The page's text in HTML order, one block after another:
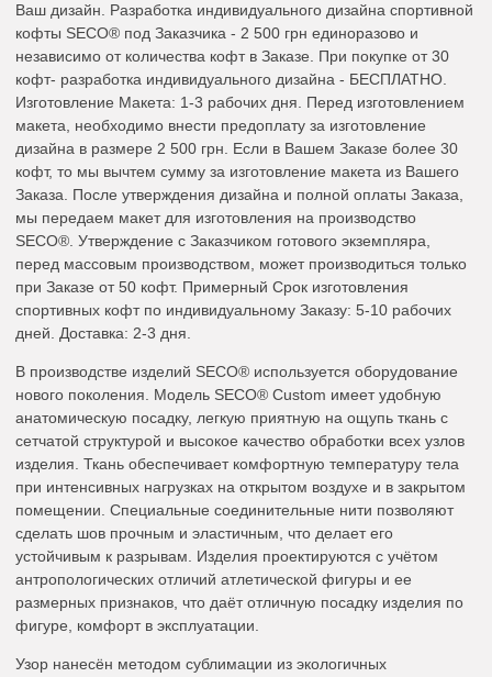
Ваш дизайн. Разработка индивидуального дизайна спортивной
кофты SECO® под Заказчика - 2 500 грн единоразово и
независимо от количества кофт в Заказе. При покупке от 30
кофт- разработка индивидуального дизайна - БЕСПЛАТНО.
Изготовление Макета: 1-3 рабочих дня. Перед изготовлением
макета, необходимо внести предоплату за изготовление
дизайна в размере 2 500 грн. Если в Вашем Заказе более 30
кофт, то мы вычтем сумму за изготовление макета из Вашего
Заказа. После утверждения дизайна и полной оплаты Заказа,
мы передаем макет для изготовления на производство
SECO®. Утверждение с Заказчиком готового экземпляра,
перед массовым производством, может производиться только
при Заказе от 50 кофт. Примерный Срок изготовления
спортивных кофт по индивидуальному Заказу: 5-10 рабочих
дней. Доставка: 2-3 дня.
В производстве изделий SECO® используется оборудование
нового поколения. Модель SECO® Custom имеет удобную
анатомическую посадку, легкую приятную на ощупь ткань с
сетчатой структурой и высокое качество обработки всех узлов
изделия. Ткань обеспечивает комфортную температуру тела
при интенсивных нагрузках на открытом воздухе и в закрытом
помещении. Специальные соединительные нити позволяют
сделать шов прочным и эластичным, что делает его
устойчивым к разрывам. Изделия проектируются с учётом
антропологических отличий атлетической фигуры и ее
размерных признаков, что даёт отличную посадку изделия по
фигуре, комфорт в эксплуатации.
Узор нанесён методом сублимации из экологичных